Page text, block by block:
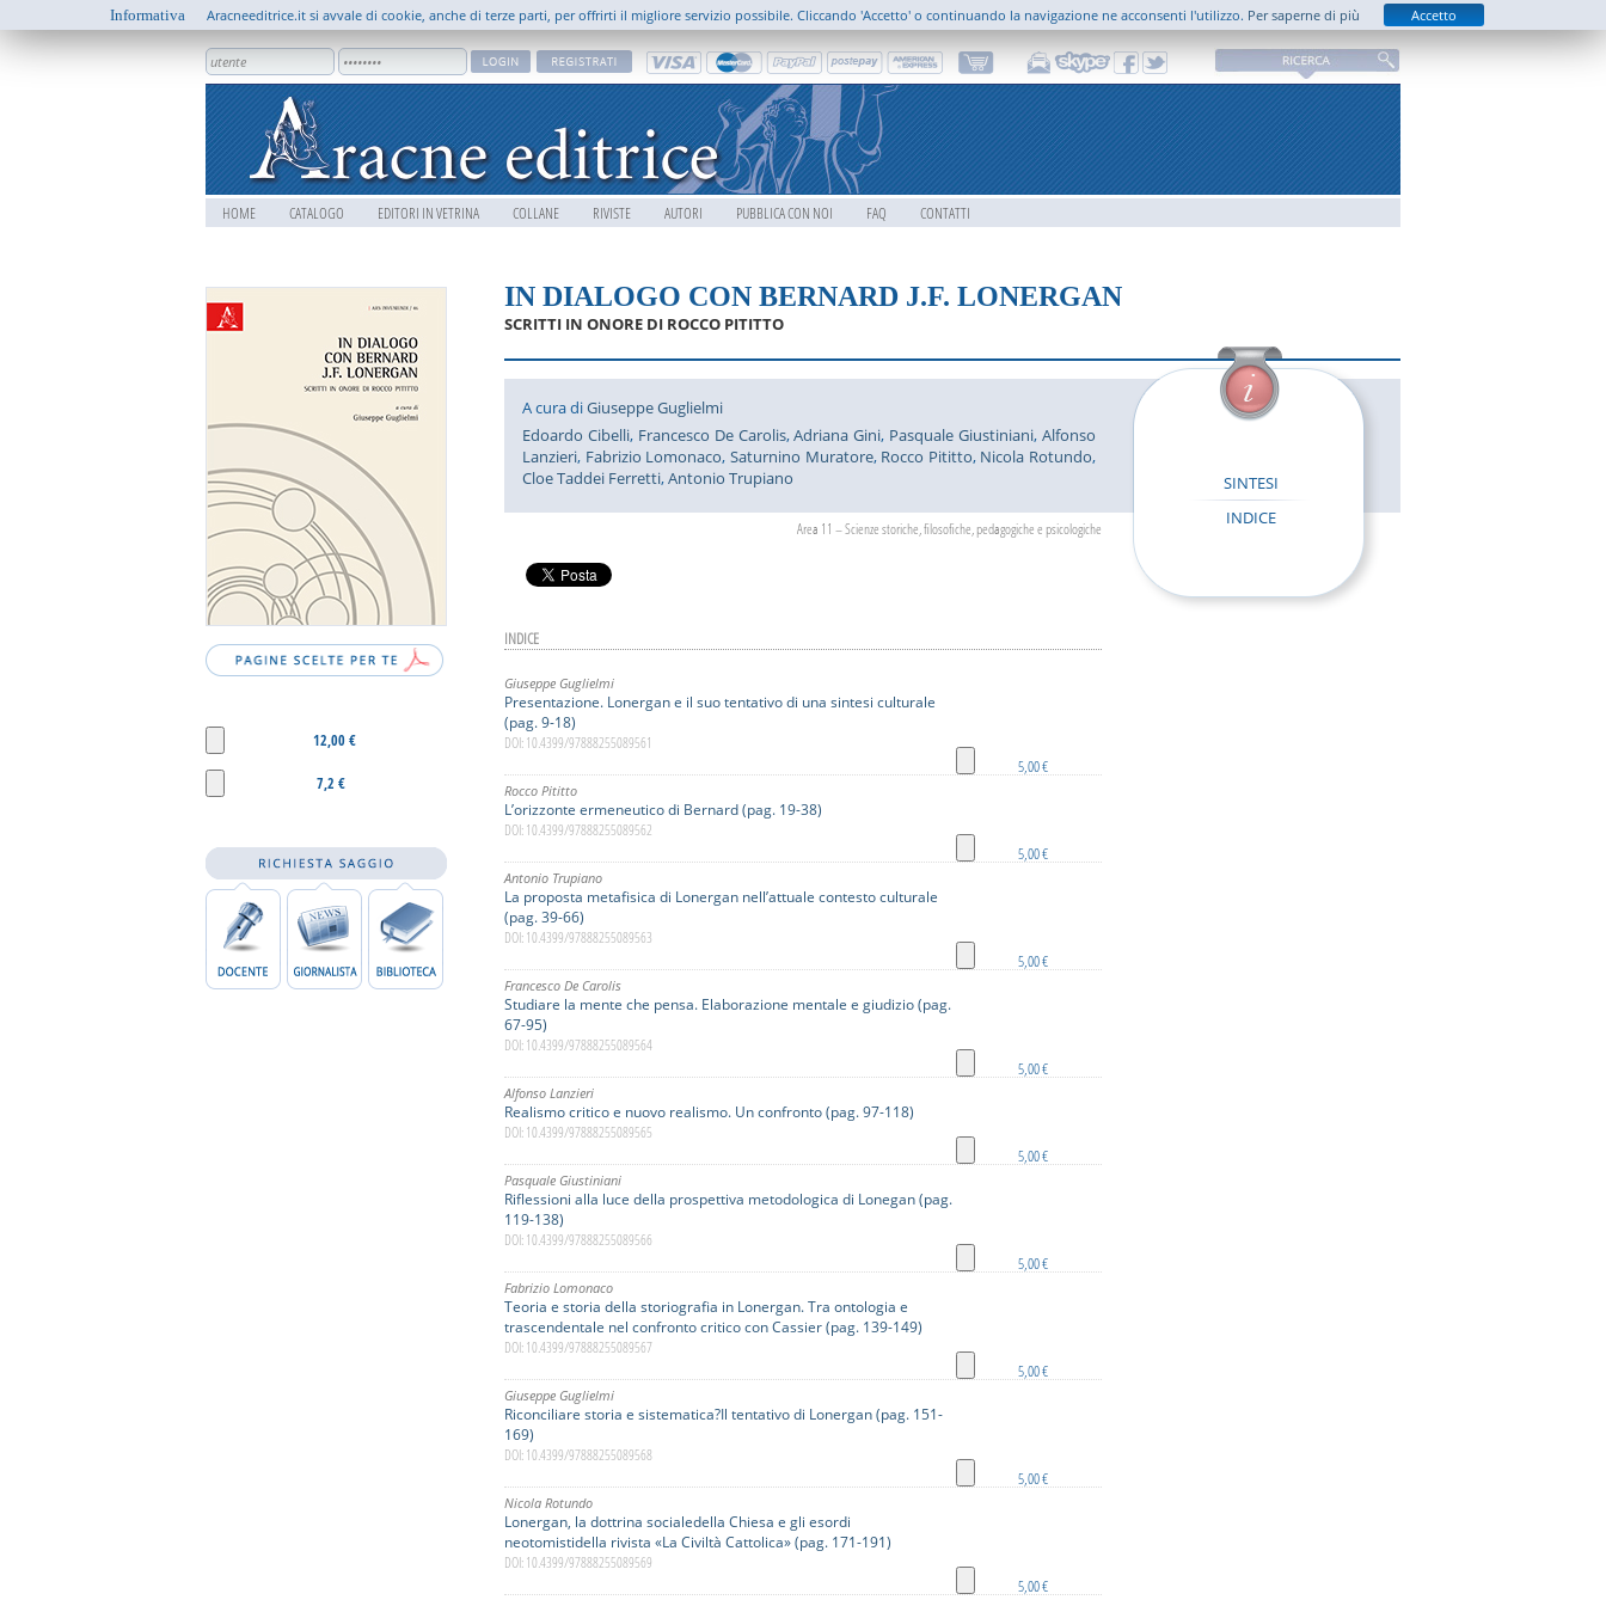
HOME CATALOGO EDITORI IN VETRINA COLLANE RIVISTE AUTORI PUBBLICA CON NOI FAQ CONTATTI
IN DIALOGO CON BERNARD J.F. LONERGAN
SCRITTI IN ONORE DI ROCCO PITITTO
12,00 €
7,2 €
A cura diGiuseppe Guglielmi
Edoardo Cibelli, Francesco De Carolis,Adriana Gini, Pasquale Giustiniani,Alfonso
Lanzieri, Fabrizio Lomonaco, Saturnino Muratore, Rocco Pititto, Nicola Rotundo,
Cloe Taddei Ferretti,Antonio Trupiano
Area 11 – Scienze storiche, filosofiche, pedagogiche e psicologiche
INDICE
Giuseppe Guglielmi
Presentazione. Lonergan e il suo tentativo di una sintesi culturale
(pag. 9-18)
DOI: 10.4399/97888255089561
5,00 €
Rocco Pititto
L’orizzonte ermeneutico di Bernard (pag. 19-38)
DOI: 10.4399/97888255089562
5,00 €
Antonio Trupiano
La proposta metafisica di Lonergan nell’attuale contesto culturale
(pag. 39-66)
DOI: 10.4399/97888255089563
5,00 €
Francesco De Carolis
Studiare la mente che pensa. Elaborazione mentale e giudizio (pag.
67-95)
DOI: 10.4399/97888255089564
5,00 €
Alfonso Lanzieri
Realismo critico e nuovo realismo. Un confronto (pag. 97-118)
DOI: 10.4399/97888255089565
5,00 €
Pasquale Giustiniani
Riflessioni alla luce della prospettiva metodologica di Lonegan (pag.
119-138)
DOI: 10.4399/97888255089566
5,00 €
Fabrizio Lomonaco
Teoria e storia della storiografia in Lonergan. Tra ontologia e
trascendentale nel confronto critico con Cassier (pag. 139-149)
DOI: 10.4399/97888255089567
5,00 €
Giuseppe Guglielmi
Riconciliare storia e sistematica?Il tentativo di Lonergan (pag. 151-
169)
DOI: 10.4399/97888255089568
5,00 €
Nicola Rotundo
Lonergan, la dottrina socialedella Chiesa e gli esordi
neotomistidella rivista «La Civiltà Cattolica» (pag. 171-191)
DOI: 10.4399/97888255089569
5,00 €
SINTESI
INDICE
Informativa Aracneeditrice.it si avvale di cookie, anche di terze parti, per offrirti il migliore servizio possibile. Cliccando 'Accetto' o continuando la navigazione ne acconsenti l'utilizzo. Per saperne di più Accetto